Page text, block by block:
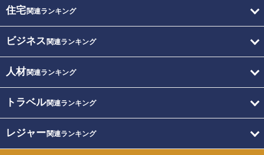
住宅関連ランキング
ビジネス 関連ランキング
人材関連ランキング
トラベル関連ランキング
レジャー関連ランキング